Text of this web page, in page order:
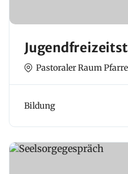
Wellinghofen
Herz Jesu Hörde
Pastoraler Raum
Bildung